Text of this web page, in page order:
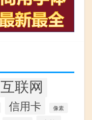
互联网
信用卡 像素